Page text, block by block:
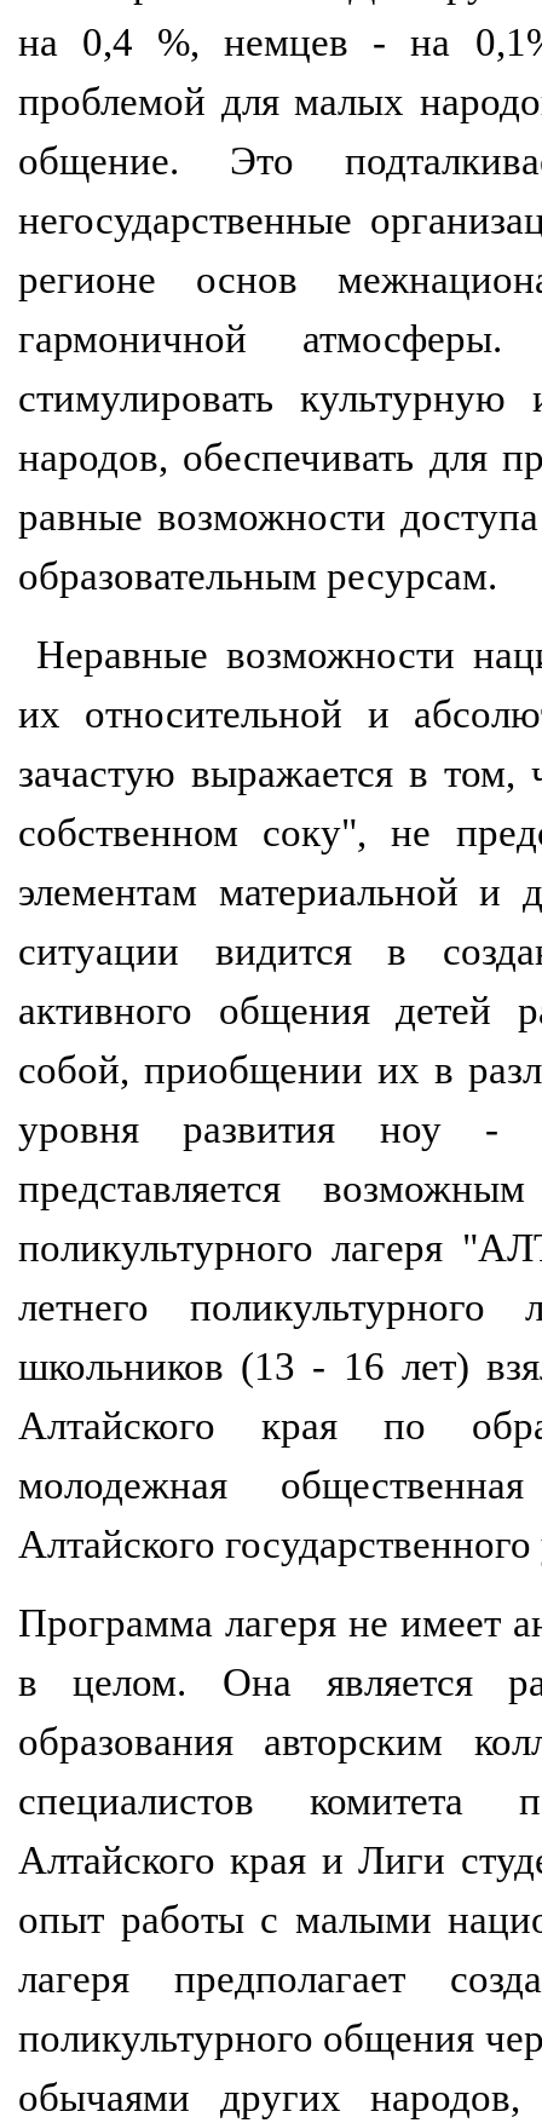
на 0,4 %, немцев - на
проблемой для малых
общение. Это
негосударственные
регионе основ
гармоничной
стимулировать
народов, обеспечивать для
равные возможности
образовательным ресурсам.
Неравные возможности
их относительной и
зачастую выражается в
собственном соку", не
элементам материальной и
ситуации видится в
активного общения детей
собой, приобщении их в
уровня развития ноу -
представляется
поликультурного лагеря
летнего
школьников (13 - 16 лет)
Алтайского края по
молодежная
Алтайского
Программа лагеря не имеет
в целом. Она является
образования авторским
специалистов комитета
Алтайского края и Лиги
опыт работы с малыми
лагеря предполагает
поликультурного общения
обычаями других народов,